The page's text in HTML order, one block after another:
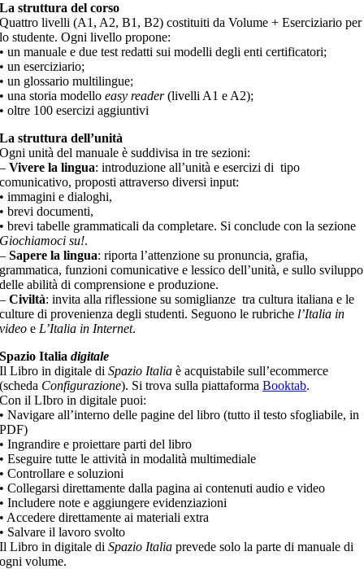
La struttura del corso
Quattro livelli (A1, A2, B1, B2) costituiti da Volume + Eserciziario per
lo studente. Ogni livello propone:
• un manuale e due test redatti sui modelli degli enti certificatori;
• un eserciziario;
• un glossario multilingue;
• una storia modelloeasy reader(livelli A1 e A2);
• oltre 100 esercizi aggiuntivi
La struttura dell’unità
Ogni unità del manuale è suddivisa in tre sezioni:
–Vivere la lingua: introduzione all’unità e esercizi di tipo
comunicativo, proposti attraverso diversi input:
• immagini e dialoghi,
• brevi documenti,
• brevi tabelle grammaticali da completare. Si conclude con la sezione
Giochiamoci su!.
–Sapere la lingua: riporta l’attenzione su pronuncia, grafia,
grammatica, funzioni comunicative e lessico dell’unità, e sullo sviluppo
delle abilità di comprensione e produzione.
–Civiltà: invita alla riflessione su somiglianze tra cultura italiana e le
culture di provenienza degli studenti. Seguono le rubriche l’Italia in
video e L’Italia in Internet.
Spazio Italiadigitale
Il Libro in digitale diSpazio Italia è acquistabile sull’ecommerce
(scheda Configurazione). Si trova sulla piattaformaBooktab.
Con il LIbro in digitale puoi:
• Navigare all’interno delle pagine del libro (tutto il testo sfogliabile, in
PDF)
• Ingrandire e proiettare parti del libro
• Eseguire tutte le attività in modalità multimediale
• Controllare e soluzioni
• Collegarsi direttamente dalla pagina ai contenuti audio e video
• Includere note e aggiungere evidenziazioni
• Accedere direttamente ai materiali extra
• Salvare il lavoro svolto
Il Libro in digitale diSpazio Italiaprevede solo la parte di manuale di
ogni volume.